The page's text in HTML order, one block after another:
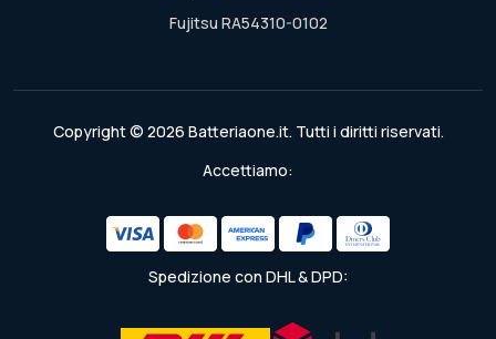
Fujitsu RA54310-0102
Copyright © 2026 Batteriaone.it. Tutti i diritti riservati.
Accettiamo:
Spedizione con DHL & DPD: